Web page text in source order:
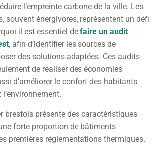
l’empreinte carbone de la ville. Les
souvent énergivores, représentent un défi
il est essentiel de faire un audit
, afin d’identifier les sources de
des solutions adaptées. Ces audits
de réaliser des économies
d’améliorer le confort des habitants
brestois présente des caractéristiques
forte proportion de bâtiments
premières réglementations thermiques.